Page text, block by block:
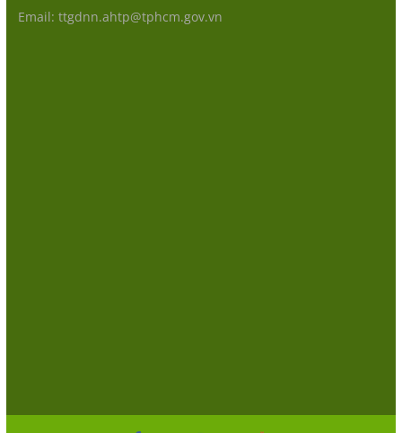
Email: ttgdnn.ahtp@tphcm.gov.vn